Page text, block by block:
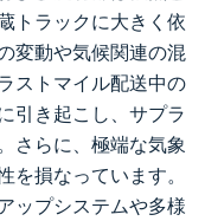
トラックに大きく依
変動や気候関連の混
ストマイル配送中の
引き起こし、サプラ
さらに、極端な気象
を損なっています。
ップシステムや多様